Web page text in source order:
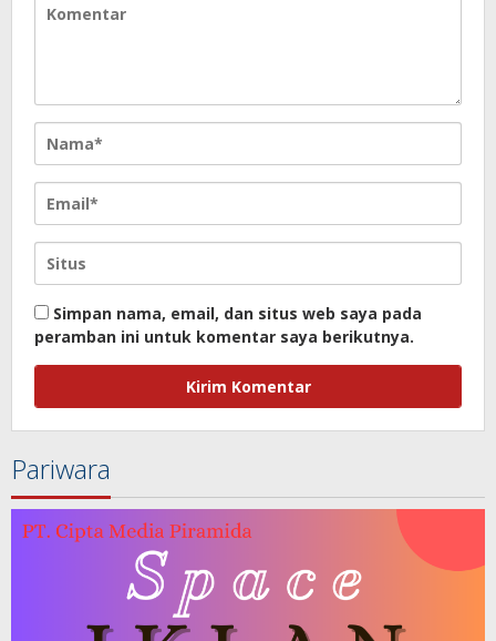
Simpan nama, email, dan situs web saya pada
peramban ini untuk komentar saya berikutnya.
Pariwara